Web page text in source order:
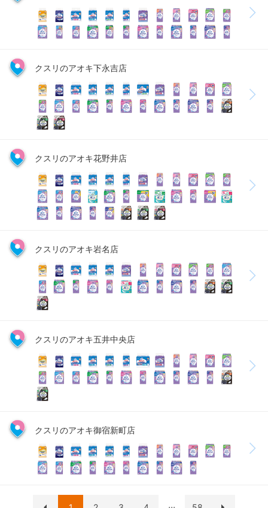
クスリのアオキ下永吉店
クスリのアオキ花野井店
クスリのアオキ岩名店
クスリのアオキ五井中央店
クスリのアオキ御宿新町店
...